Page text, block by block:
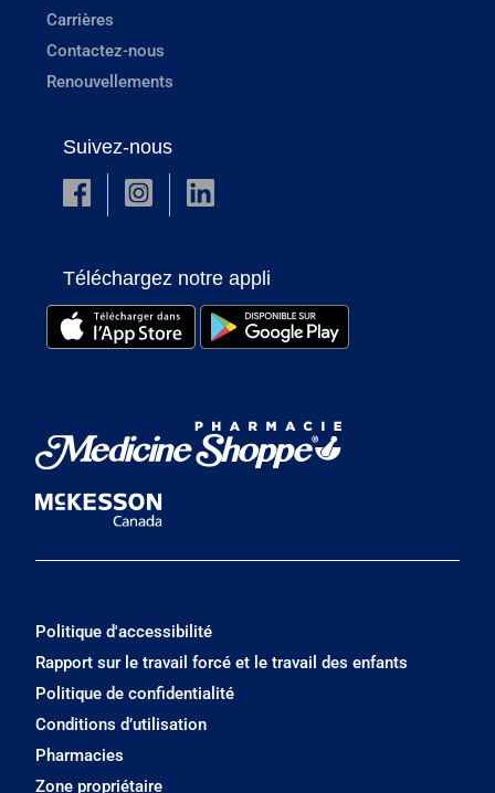
Carrières
Contactez-nous
Renouvellements
Suivez-nous
Téléchargez notre appli
Politique d'accessibilité
Rapport sur le travail forcé et le travail des enfants
Politique de confidentialité
Conditions d’utilisation
Pharmacies
Zone propriétaire